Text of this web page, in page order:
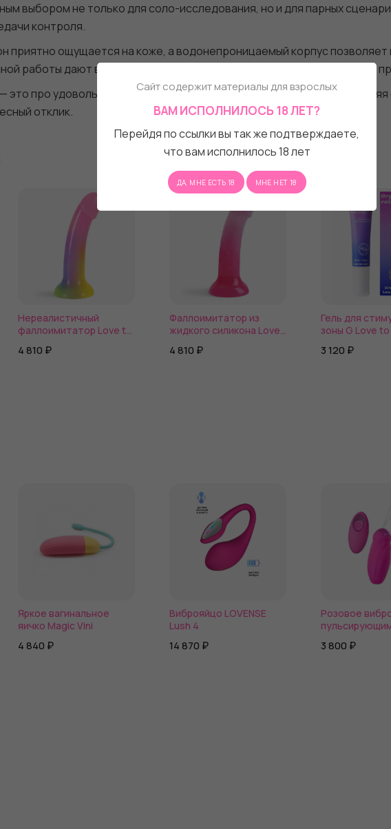
выбором не только для соло-исследования, но и для парных
контроля.
приятно ощущается на коже, а водонепроницаемый корпус
работы дают возможность не спешить и полностью погрузиться в
— это про удовольствие без компромиссов: когда внутренняя и
отклик.
Нереалистичный
фаллоимитатор Love to
4 810 ₽
Фаллоимитатор из
жидкого силикона Love
4 810 ₽
Гель для
зоны G Love
3 120 ₽
Яркое вагинальное
яичко Magic Vini
4 840 ₽
Виброяйцо LOVENSE
Lush 4
14 870 ₽
Розовое
3 800 ₽
Сайт содержит материалы для взрослых
ВАМ ИСПОЛНИЛОСЬ 18 ЛЕТ?
Перейдя по ссылки вы так же подтверждаете,
что вам исполнилось 18 лет
ДА, МНЕ ЕСТЬ 18 МНЕ НЕТ 18